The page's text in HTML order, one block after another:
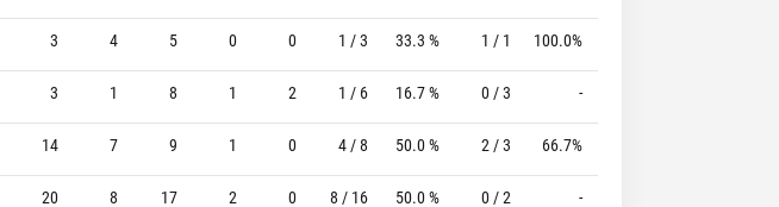
3 4 5 0 0 1 / 3 33.3 % 1 / 1 100.0%
3 1 8 1 2 1 / 6 16.7 % 0 / 3 -
14 7 9 1 0 4 / 8 50.0 % 2 / 3 66.7%
20 8 17 2 0 8 / 16 50.0 % 0 / 2 -